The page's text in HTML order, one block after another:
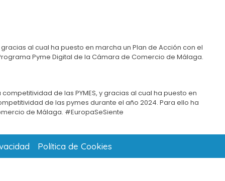
gracias al cual ha puesto en marcha un Plan de Acción con el
Pyme Digital de la Cámara de Comercio de Málaga.
competitividad de las PYMES, y gracias al cual ha puesto en
de las pymes durante el año 2024. Para ello ha
de Málaga. #EuropaSeSiente
Política de Cookies